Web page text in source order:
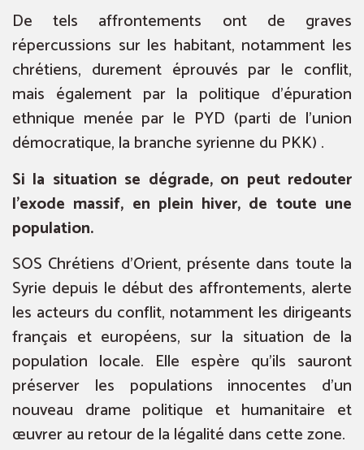
De tels affrontements ont de graves
répercussions sur les habitant, notamment les
chrétiens, durement éprouvés par le conflit,
mais également par la politique d’épuration
ethnique menée par le PYD (parti de l’union
démocratique, la branche syrienne du PKK) .
Si la situation se dégrade, on peut redouter
l’exode massif, en plein hiver, de toute une
population.
SOS Chrétiens d’Orient, présente dans toute la
Syrie depuis le début des affrontements, alerte
les acteurs du conflit, notamment les dirigeants
français et européens, sur la situation de la
population locale. Elle espère qu’ils sauront
préserver les populations innocentes d’un
nouveau drame politique et humanitaire et
œuvrer au retour de la légalité dans cette zone.